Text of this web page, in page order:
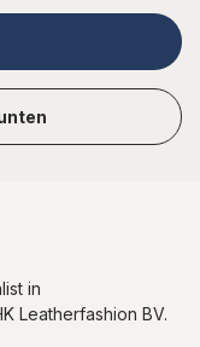
in
Leatherfashion BV.